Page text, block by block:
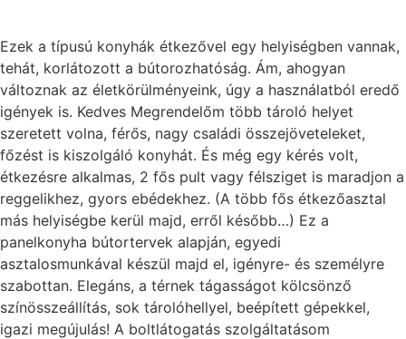
Ezek a típusú konyhák étkezővel egy helyiségben vannak,
tehát, korlátozott a bútorozhatóság. Ám, ahogyan
változnak az életkörülményeink, úgy a használatból eredő
igények is. Kedves Megrendelőm több tároló helyet
szeretett volna, férős, nagy családi összejöveteleket,
főzést is kiszolgáló konyhát. És még egy kérés volt,
étkezésre alkalmas, 2 fős pult vagy félsziget is maradjon a
reggelikhez, gyors ebédekhez. (A több fős étkezőasztal
más helyiségbe kerül majd, erről később…) Ez a
panelkonyha bútortervek alapján, egyedi
asztalosmunkával készül majd el, igényre- és személyre
szabottan. Elegáns, a térnek tágasságot kölcsönző
színösszeállítás, sok tárolóhellyel, beépített gépekkel,
igazi megújulás! A boltlátogatás szolgáltatásom